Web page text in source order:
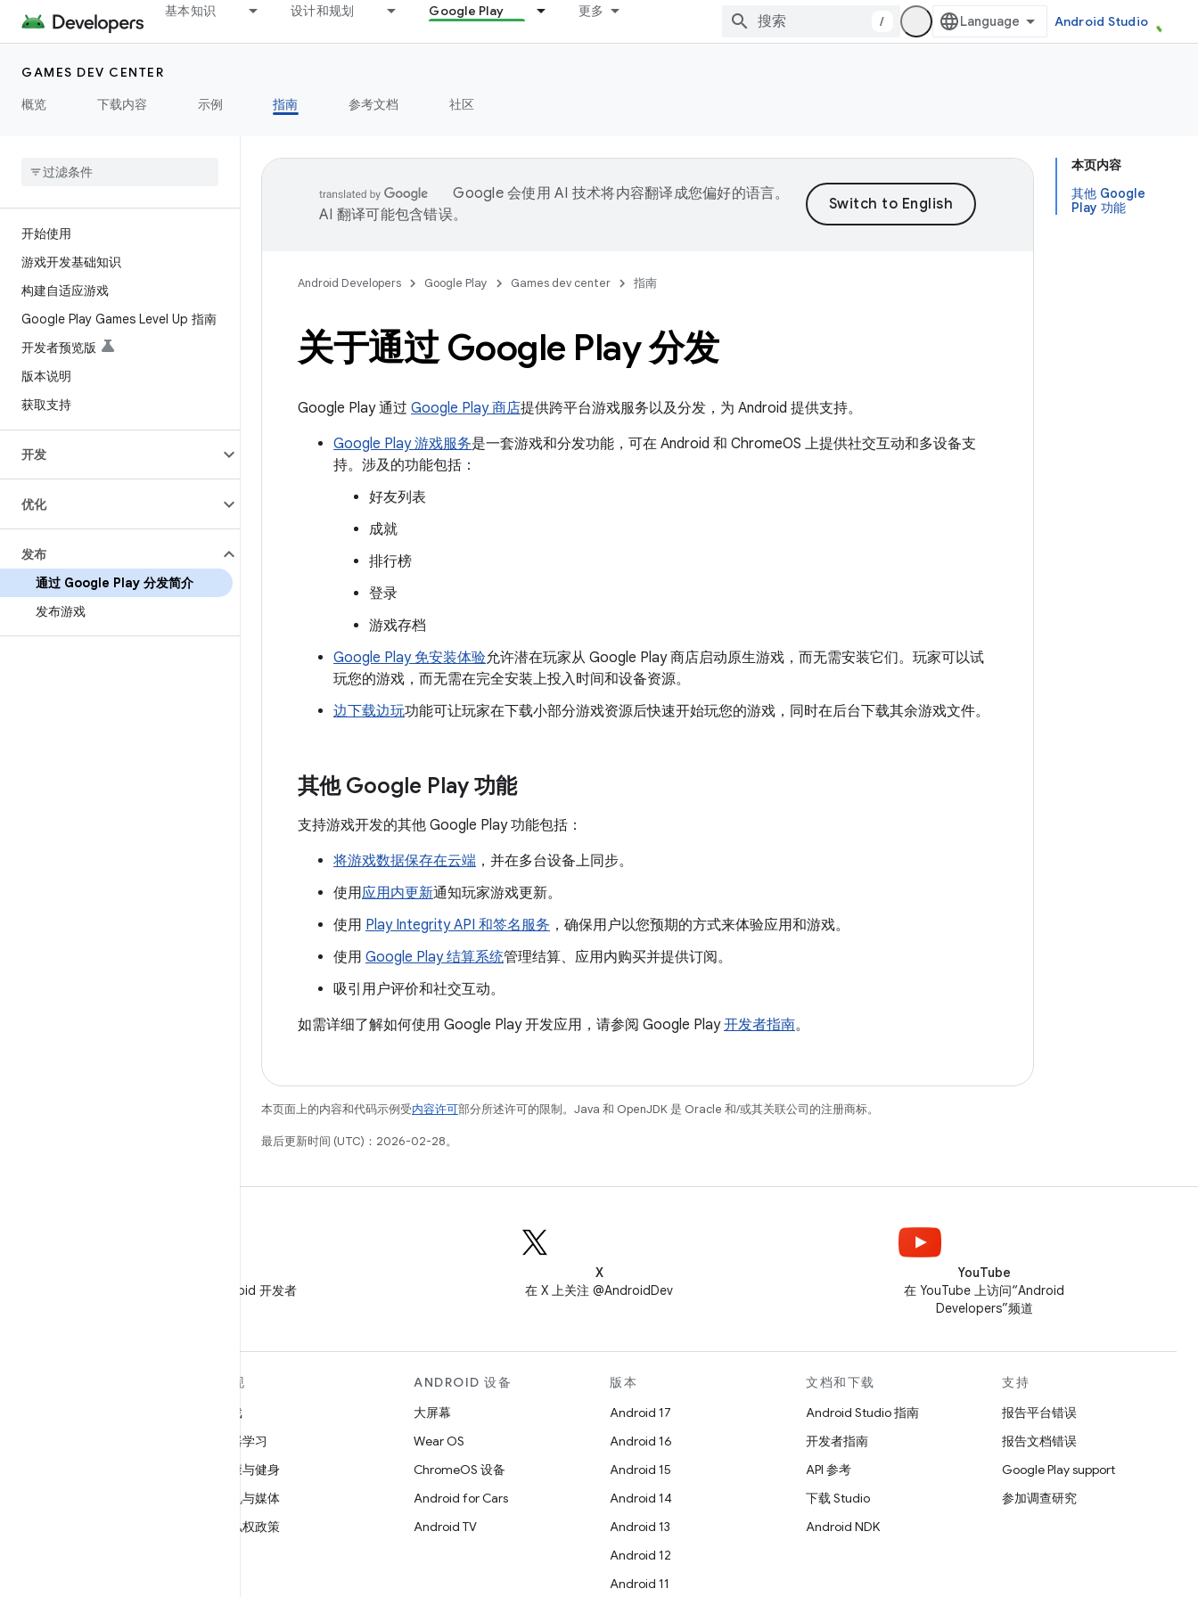
基本知识 设计和规划 Google Play 更多
/ Android Studio
GAMES DEV CENTER
概览
下载内容 示例 指南 参考文档 社区
开始使用
游戏开发基础知识
构建自适应游戏
Google Play Games Level Up 指南
开发者预览版
版本说明
获取支持
开发
优化
发布
通过 Google Play 分发简介
发布游戏
本页内容
其他 Google
Play 功能
Google 会使用 AI 技术将内容翻译成您偏好的语言。
AI 翻译可能包含错误。
Android Developers Google Play Games dev center 指南
关于通过 Google Play 分发
Google Play 通过 Google Play 商店提供跨平台游戏服务以及分发，为 Android 提供支持。
Google Play 游戏服务是一套游戏和分发功能，可在 Android 和 ChromeOS 上提供社交互动和多设备支
持。涉及的功能包括：
好友列表
成就
排行榜
登录
游戏存档
Google Play 免安装体验允许潜在玩家从 Google Play 商店启动原生游戏，而无需安装它们。玩家可以试
玩您的游戏，而无需在完全安装上投入时间和设备资源。
边下载边玩功能可让玩家在下载小部分游戏资源后快速开始玩您的游戏，同时在后台下载其余游戏文件。
其他 Google Play 功能
支持游戏开发的其他 Google Play 功能包括：
将游戏数据保存在云端 ，并在多台设备上同步。
使用应用内更新通知玩家游戏更新。
使用 Play Integrity API 和签名服务 ，确保用户以您预期的方式来体验应用和游戏。
使用 Google Play 结算系统管理结算、应用内购买并提供订阅。
吸引用户评价和社交互动。
如需详细了解如何使用 Google Play 开发应用，请参阅 Google Play开发者指南。
本页面上的内容和代码示例受内容许可部分所述许可的限制。Java 和 OpenJDK 是 Oracle 和/或其关联公司的注册商标。
最后更新时间 (UTC)：2026-02-28。
在微信中关注 Android 开发者
X
在 X 上关注 @AndroidDev
YouTube
在 YouTube 上访问“Android
Developers”频道
发现
游戏
机器学习
健康与健身
相机与媒体
隐私权政策
ANDROID 设备
大屏幕
Wear OS
ChromeOS 设备
Android for Cars
Android TV
版本
Android 17
Android 16
Android 15
Android 14
Android 13
Android 12
Android 11
文档和下载
Android Studio 指南
开发者指南
API 参考
下载 Studio
Android NDK
支持
报告平台错误
报告文档错误
Google Play support
参加调查研究